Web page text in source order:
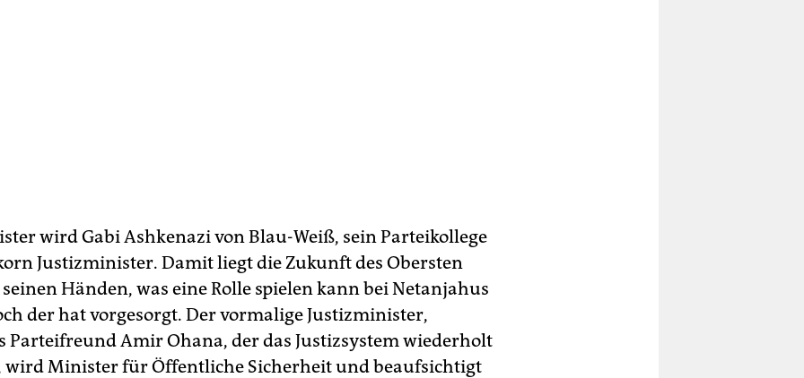
wird Gabi Ashkenazi von Blau-Weiß, sein Parteikollege
Justizminister. Damit liegt die Zukunft des Obersten
Händen, was eine Rolle spielen kann bei Netanjahus
der hat vorgesorgt. Der vormalige Justizminister,
Parteifreund Amir Ohana, der das Justizsystem wiederholt
wird Minister für Öffentliche Sicherheit und beaufsichtigt